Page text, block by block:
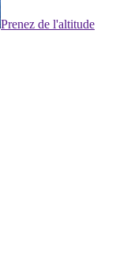
Prenez de l'altitude